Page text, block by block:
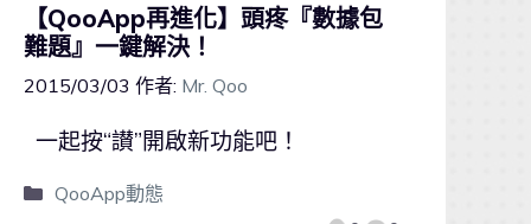
【QooApp再進化】頭疼『數據包
難題』一鍵解決！
2015/03/03 作者: Mr. Qoo
一起按“讃”開啟新功能吧！
QooApp動態